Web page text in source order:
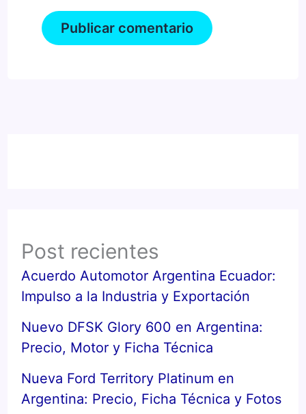
Post recientes
Acuerdo Automotor Argentina Ecuador:
Impulso a la Industria y Exportación
Nuevo DFSK Glory 600 en Argentina:
Precio, Motor y Ficha Técnica
Nueva Ford Territory Platinum en
Argentina: Precio, Ficha Técnica y Fotos